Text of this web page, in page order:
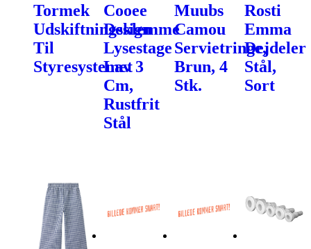
Tormek
Udskiftningsklemme
Til
Styresystemet
Cooee
Design
Lysestage
Lav 3
Cm,
Rustfrit
Stål
Muubs
Camou
Servietringe,
Brun, 4
Stk.
Rosti
Emma
Dejdeler
Stål,
Sort